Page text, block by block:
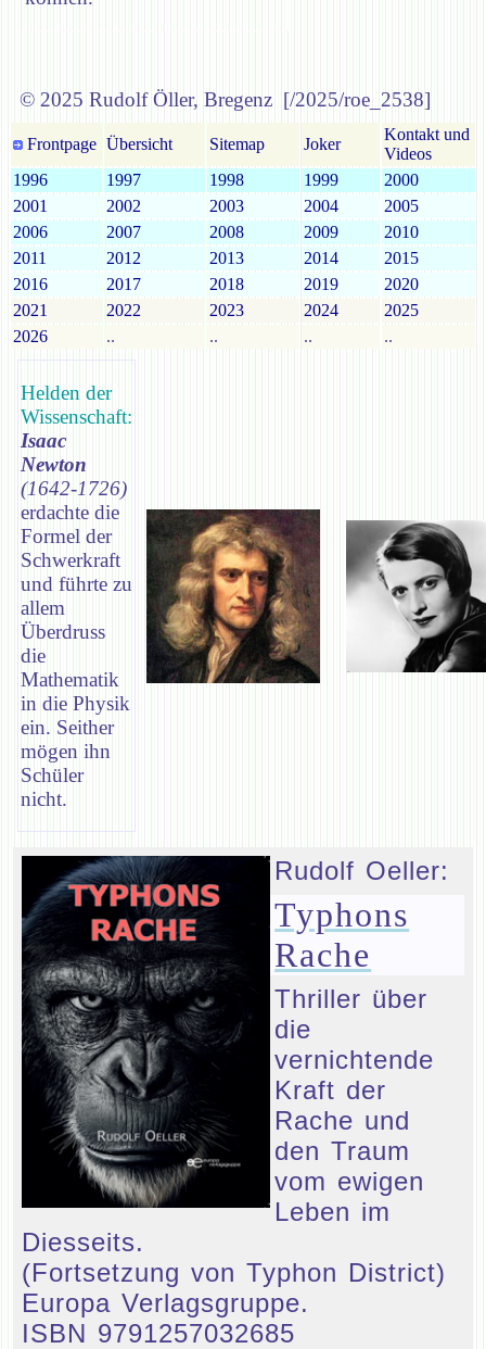
© 2025 Rudolf Öller, Bregenz [/2025/roe_2538]
Frontpage Übersicht Sitemap Joker
Kontakt und
Videos
1996
1997 1998 1999
2000
2001
2002 2003 2004
2005
2006
2007 2008 2009
2010
2011
2012 2013 2014
2015
2016
2017 2018 2019
2020
2021
2022 2023 2024
2025
2026
.. .. .. ..
Helden der
Wissenschaft:
Isaac
Newton
(1642-1726)
erdachte die
Formel der
Schwerkraft
und führte zu
allem
Überdruss
die
Mathematik
in die Physik
ein. Seither
mögen ihn
Schüler
nicht.
Rudolf Oeller:
Typhons
Rache
Thriller über
die
vernichtende
Kraft der
Rache und
den Traum
vom ewigen
Leben im
Diesseits.
(Fortsetzung von Typhon District)
Europa Verlagsgruppe.
ISBN 9791257032685